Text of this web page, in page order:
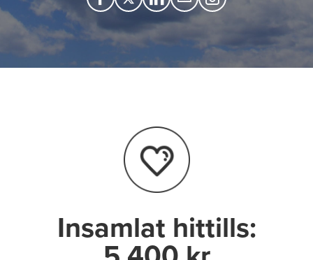
a
w
e
i
I
n
Insamlat hittills: